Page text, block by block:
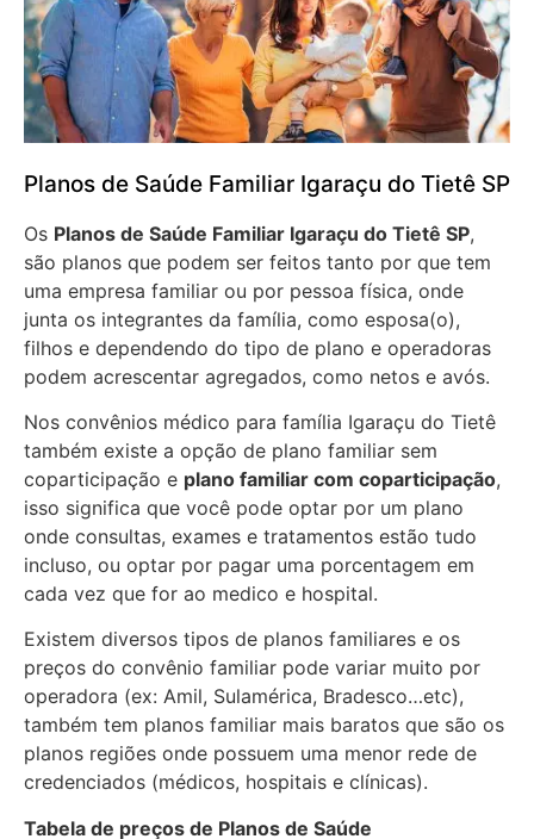
Planos de Saúde Familiar Igaraçu do Tietê SP
Os Planos de Saúde Familiar Igaraçu do Tietê SP,
são planos que podem ser feitos tanto por que tem
uma empresa familiar ou por pessoa física, onde
junta os integrantes da família, como esposa(o),
filhos e dependendo do tipo de plano e operadoras
podem acrescentar agregados, como netos e avós.
Nos convênios médico para família Igaraçu do Tietê
também existe a opção de plano familiar sem
coparticipação e plano familiar com coparticipação,
isso significa que você pode optar por um plano
onde consultas, exames e tratamentos estão tudo
incluso, ou optar por pagar uma porcentagem em
cada vez que for ao medico e hospital.
Existem diversos tipos de planos familiares e os
preços do convênio familiar pode variar muito por
operadora (ex: Amil, Sulamérica, Bradesco…etc),
também tem planos familiar mais baratos que são os
planos regiões onde possuem uma menor rede de
credenciados (médicos, hospitais e clínicas).
Tabela de preços de Planos de Saúde